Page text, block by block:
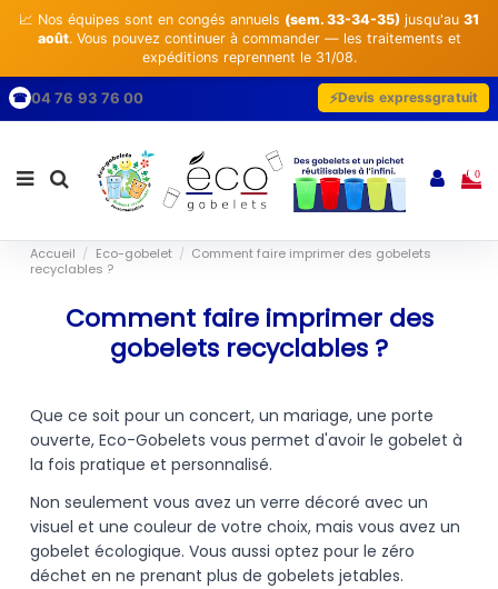
📈 Nos équipes sont en congés annuels (sem. 33-34-35) jusqu'au 31
août. Vous pouvez continuer à commander — les traitements et
expéditions reprennent le 31/08.
☎ 04 76 93 76 00 Devis expressgratuit
0
Accueil Eco-gobelet
Comment faire imprimer des gobelets
recyclables ?
Comment faire imprimer des
gobelets recyclables ?
Que ce soit pour un concert, un mariage, une porte
ouverte, Eco-Gobelets vous permet d'avoir le gobelet à
la fois pratique et personnalisé.
Non seulement vous avez un verre décoré avec un
visuel et une couleur de votre choix, mais vous avez un
gobelet écologique. Vous aussi optez pour le zéro
déchet en ne prenant plus de gobelets jetables.